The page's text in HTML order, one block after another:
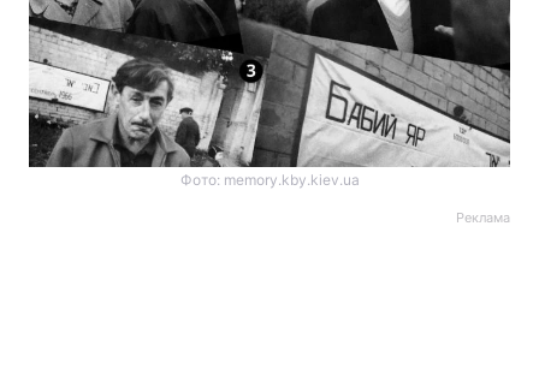
Фото: memory.kby.kiev.ua
Реклама